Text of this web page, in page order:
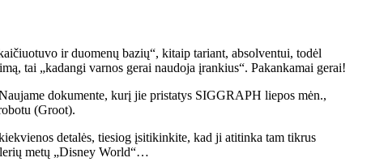
ir duomenų bazių“, kitaip tariant, absolventui, todėl
tai „kadangi varnos gerai naudoja įrankius“. Pakankamai gerai!
dokumente, kurį jie pristatys SIGGRAPH liepos mėn.,
(Groot).
detalės, tiesiog įsitikinkite, kad ji atitinka tam tikrus
metų „Disney World“…